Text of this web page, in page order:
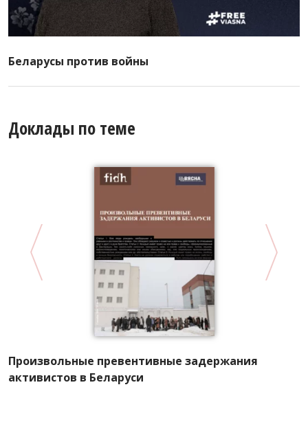
Беларусы против войны
Доклады по теме
Произвольные превентивные задержания
активистов в Беларуси